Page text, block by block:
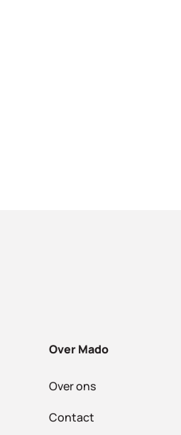
Over Mado
Over ons
Contact